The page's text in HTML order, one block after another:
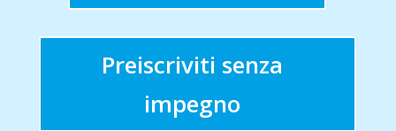
Preiscriviti senza
impegno